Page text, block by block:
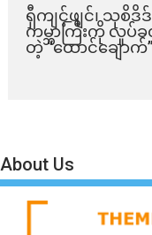
ရှီကျင့်ဖျင်၊ သုစိဒိ
ကမ္ဘာကြီးကို လှုပ်
တဲ့ “ထောင်ချောက်”
About Us